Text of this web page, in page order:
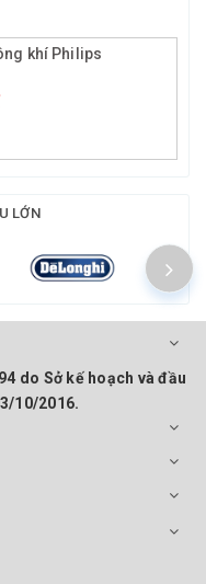
khí Philips
LỚN
do Sở kế hoạch và đầu
10/2016.